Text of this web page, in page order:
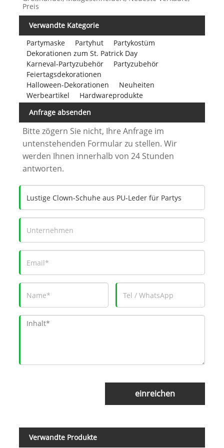
Preis
Verwandte Kategorie
Partymaske
Partyhut
Partykostüm
Dekorationen zum St. Patrick Day
Karneval-Partyzubehör
Partyzubehör
Feiertagsdekorationen
Halloween-Dekorationen
Neuheiten
Werbeartikel
Hardwareprodukte
Anfrage absenden
Bitte zögern Sie nicht, Ihre Anfrage im
untenstehenden Formular zu stellen. Wir
werden Ihnen innerhalb von 24 Stunden
antworten.
einreichen
Verwandte Produkte